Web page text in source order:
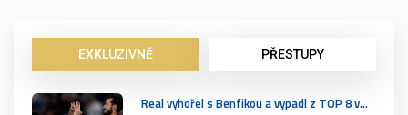
EXKLUZIVNĚ PŘESTUPY
Real vyhořel s Benfikou a vypadl z TOP 8 v…